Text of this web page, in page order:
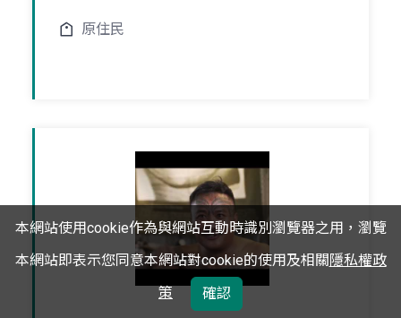
原住民
本網站使用cookie作為與網站互動時識別瀏覽器之用，瀏覽
本網站即表示您同意本網站對cookie的使用及相關隱私權政
策
確認